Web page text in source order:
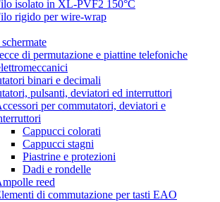
isolato in XL-PVF2 150°C
rigido per wire-wrap
di permutazione e piattine telefoniche
binari e decimali
pulsanti, deviatori ed interruttori
per commutatori, deviatori e
Cappucci colorati
Cappucci stagni
Piastrine e protezioni
Dadi e rondelle
reed
di commutazione per tasti EAO